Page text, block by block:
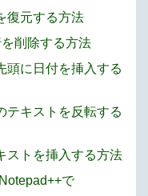
復元する方法
削除する方法
頭に日付を挿入する
テキストを反転する
ストを挿入する方法
で